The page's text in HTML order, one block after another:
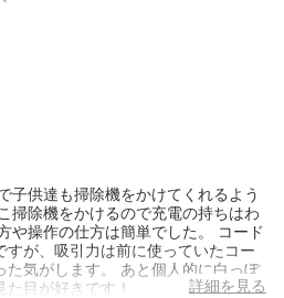
子供達も掃除機をかけてくれるよう
掃除機をかけるので充電の持ちはわ
や操作の仕方は簡単でした。 コード
すが、吸引力は前に使っていたコー
た気がします。 あと個人的に白っぽ
目が好きです！
詳細を見る